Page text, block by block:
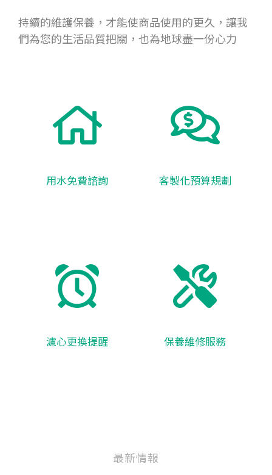
持續的維護保養，才能使商品使用的更久，讓我
們為您的生活品質把關，也為地球盡一份心力
用水免費諮詢 客製化預算規劃
濾心更換提醒 保養維修服務
最新情報